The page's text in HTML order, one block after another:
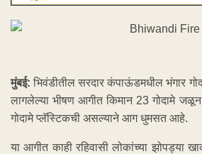
मुंबई: भिवंडीतील सरदार कंपाऊंडमधील भंगार
लागलेल्या भीषण आगीत किमान 23 गोदामे
गोदामे प्लॅस्टिकची असल्याने आग धुमसत आहे.
या आगीत काही रहिवासी लोकांच्या झोपड्या